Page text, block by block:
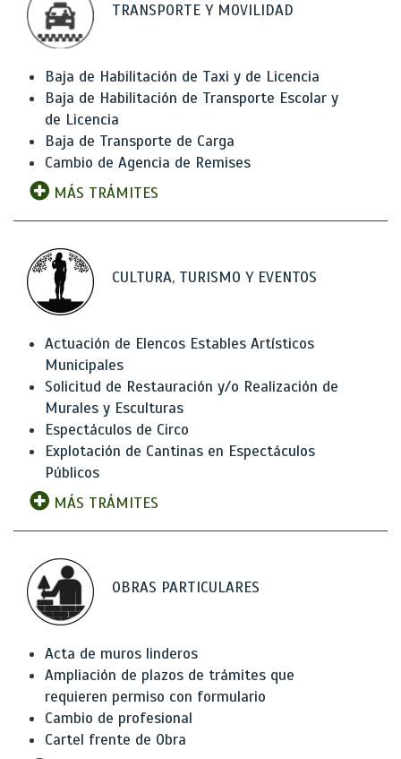
TRANSPORTE Y MOVILIDAD
Baja de Habilitación de Taxi y de Licencia
Baja de Habilitación de Transporte Escolar y
de Licencia
Baja de Transporte de Carga
Cambio de Agencia de Remises
MÁS TRÁMITES
CULTURA, TURISMO Y EVENTOS
Actuación de Elencos Estables Artísticos
Municipales
Solicitud de Restauración y/o Realización de
Murales y Esculturas
Espectáculos de Circo
Explotación de Cantinas en Espectáculos
Públicos
MÁS TRÁMITES
OBRAS PARTICULARES
Acta de muros linderos
Ampliación de plazos de trámites que
requieren permiso con formulario
Cambio de profesional
Cartel frente de Obra